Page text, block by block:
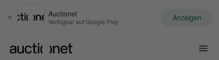
Schließen
Auctionet
Verfügbar auf Google Play Anzeigen